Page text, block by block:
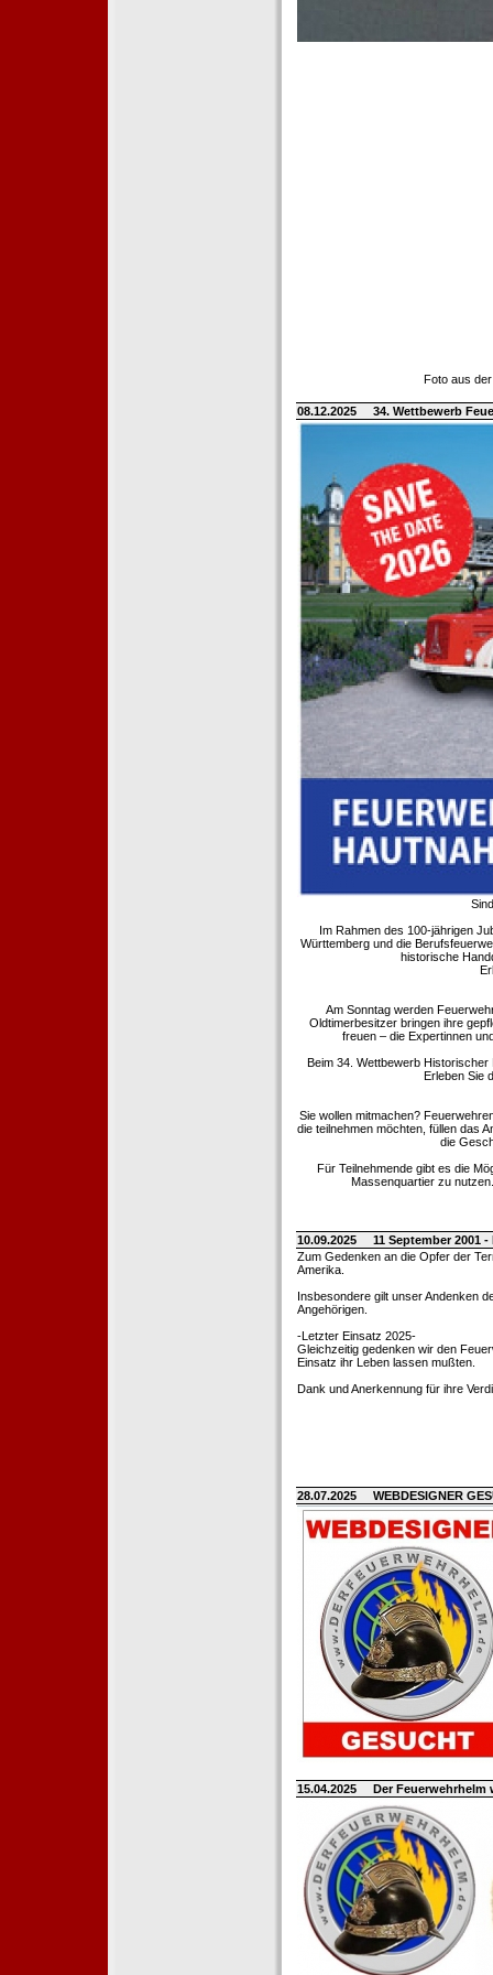
Foto aus
08.12.2025 34. Wettbewerb
Im Rahmen des 100-jährigen
Württemberg und die
historische
Am Sonntag werden
Oldtimerbesitzer bringen ihre
freuen – die Expertinnen
Beim 34. Wettbewerb
Erleben Sie
Sie wollen mitmachen?
die teilnehmen möchten, füllen das
die
Für Teilnehmende gibt es die
Massenquartier zu
10.09.2025
11 September 2001
Zum Gedenken an die Opfer der
Amerika.
Insbesondere gilt unser Andenken
Angehörigen.
-Letzter Einsatz 2025-
Gleichzeitig gedenken wir den
Einsatz ihr Leben lassen mußten.
Dank und Anerkennung für ihre
28.07.2025 WEBDESIGNER
15.04.2025 Der